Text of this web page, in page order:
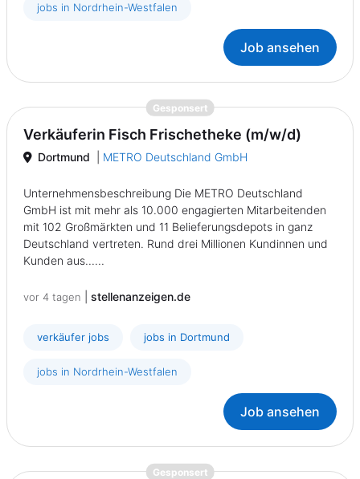
jobs in Nordrhein-Westfalen
Job ansehen
Gesponsert{prompt.job}
Verkäuferin Fisch Frischetheke (m/w/d)
Dortmund METRO Deutschland GmbH
Unternehmensbeschreibung Die METRO Deutschland
GmbH ist mit mehr als 10.000 engagierten Mitarbeitenden
mit 102 Großmärkten und 11 Belieferungsdepots in ganz
Deutschland vertreten. Rund drei Millionen Kundinnen und
Kunden aus......
vor 4 tagen stellenanzeigen.de
verkäufer jobs jobs in Dortmund
jobs in Nordrhein-Westfalen
Job ansehen
Gesponsert{prompt.job}